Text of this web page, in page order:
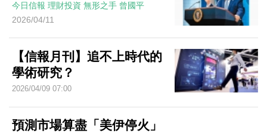
今日信報 理財投資 無形之手 曾國平
2026/04/11
【信報月刊】追不上時代的
學術研究？
2026/04/09 07:00
預測市場算盡「美伊停火」